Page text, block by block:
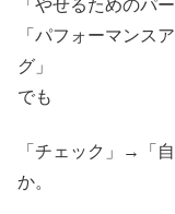
「やせるためのパ
「パフォーマンス
グ」
でも
「チェック」→「
か。